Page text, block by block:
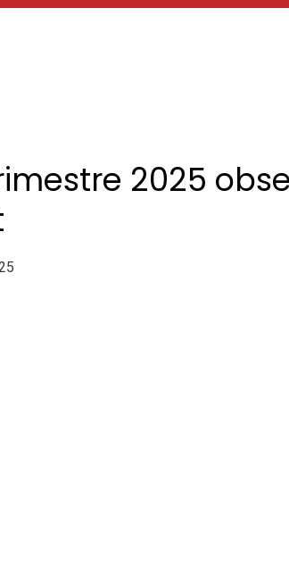
2025